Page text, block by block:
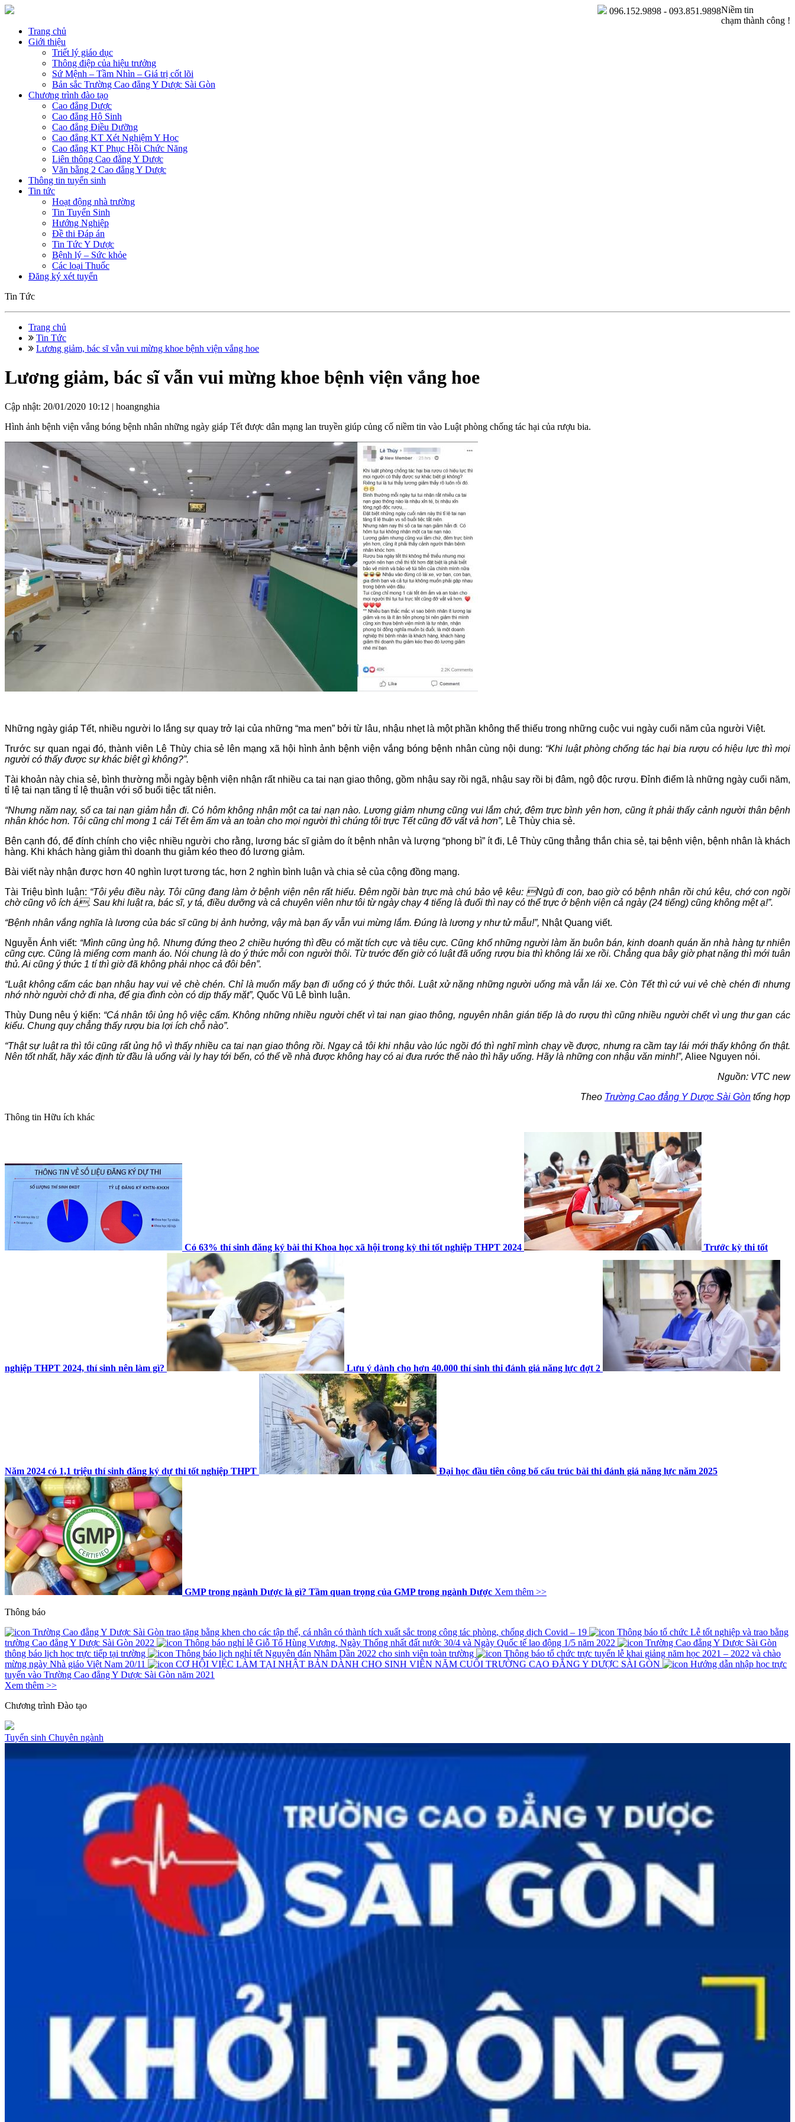
Niềm tin
chạm thành công !
096.152.9898 - 093.851.9898
Trang chủ
Giới thiệu
Triết lý giáo dục
Thông điệp của hiệu trưởng
Sứ Mệnh – Tầm Nhìn – Giá trị cốt lõi
Bản sắc Trường Cao đẳng Y Dược Sài Gòn
Chương trình đào tạo
Cao đẳng Dược
Cao đẳng Hộ Sinh
Cao đẳng Điều Dưỡng
Cao đẳng KT Xét Nghiệm Y Học
Cao đẳng KT Phục Hồi Chức Năng
Liên thông Cao đẳng Y Dược
Văn bằng 2 Cao đẳng Y Dược
Thông tin tuyển sinh
Tin tức
Hoạt động nhà trường
Tin Tuyển Sinh
Hướng Nghiệp
Đề thi Đáp án
Tin Tức Y Dược
Bệnh lý – Sức khỏe
Các loại Thuốc
Đăng ký xét tuyển
Tin Tức
Trang chủ
Tin Tức
Lương giảm, bác sĩ vẫn vui mừng khoe bệnh viện vắng hoe
Lương giảm, bác sĩ vẫn vui mừng khoe bệnh viện vắng hoe
Cập nhật: 20/01/2020 10:12 | hoangnghia
Hình ảnh bệnh viện vắng bóng bệnh nhân những ngày giáp Tết được dân mạng lan truyền giúp củng cố niềm tin vào Luật phòng chống tác hại của rượu bia.
Những ngày giáp Tết, nhiều người lo lắng sự quay trở lại của những “ma men” bởi từ lâu, nhậu nhẹt là một phần không thể thiếu trong những cuộc vui ngày cuối năm của người Việt.
Trước sự quan ngại đó, thành viên Lê Thùy chia sẻ lên mạng xã hội hình ảnh bệnh viện vắng bóng bệnh nhân cùng nội dung: “Khi luật phòng chống tác hại bia rượu có hiệu lực thì mọi
người có thấy được sự khác biệt gì không?”.
Tài khoản này chia sẻ, bình thường mỗi ngày bệnh viện nhận rất nhiều ca tai nạn giao thông, gồm nhậu say rồi ngã, nhậu say rồi bị đâm, ngộ độc rượu. Đỉnh điểm là những ngày cuối năm,
tỉ lệ tai nạn tăng tỉ lệ thuận với số buổi tiệc tất niên.
“Nhưng năm nay, số ca tai nạn giảm hẳn đi. Có hôm không nhận một ca tai nạn nào. Lương giảm nhưng cũng vui lắm chứ, đêm trực bình yên hơn, cũng ít phải thấy cảnh người thân bệnh
nhân khóc hơn. Tôi cũng chỉ mong 1 cái Tết êm ấm và an toàn cho mọi người thì chúng tôi trực Tết cũng đỡ vất vả hơn”, Lê Thùy chia sẻ.
Bên cạnh đó, để đính chính cho việc nhiều người cho rằng, lương bác sĩ giảm do ít bệnh nhân và lượng “phong bì” ít đi, Lê Thùy cũng thẳng thắn chia sẻ, tại bệnh viện, bệnh nhân là khách
hàng. Khi khách hàng giảm thì doanh thu giảm kéo theo đó lương giảm.
Bài viết này nhận được hơn 40 nghìn lượt tương tác, hơn 2 nghìn bình luận và chia sẻ của cộng đồng mạng.
Tài Triệu bình luận: “Tôi yêu điều này. Tôi cũng đang làm ở bệnh viện nên rất hiểu. Đêm ngồi bàn trực mà chú bảo vệ kêu: Ngủ đi con, bao giờ có bệnh nhân rồi chú kêu, chớ con ngồi
chờ cũng vô ích á. Sau khi luật ra, bác sĩ, y tá, điều dưỡng và cả chuyên viên như tôi từ ngày chạy 4 tiếng là đuối thì nay có thể trực ở bệnh viện cả ngày (24 tiếng) cũng không mệt ạ!”.
“Bệnh nhân vắng nghĩa là lương của bác sĩ cũng bị ảnh hưởng, vậy mà bạn ấy vẫn vui mừng lắm. Đúng là lương y như tử mẫu!”, Nhật Quang viết.
Nguyễn Ánh viết: “Mình cũng ủng hộ. Nhưng đứng theo 2 chiều hướng thì đều có mặt tích cực và tiêu cực. Cũng khổ những người làm ăn buôn bán, kinh doanh quán ăn nhà hàng tự nhiên
cũng cực. Cũng là miếng cơm manh áo. Nói chung là do ý thức mỗi con người thôi. Từ trước đến giờ có luật đã uống rượu bia thì không lái xe rồi. Chẳng qua bây giờ phạt nặng thì mới tuân
thủ. Ai cũng ý thức 1 tí thì giờ đã không phải nhọc cả đôi bên”.
“Luật không cấm các bạn nhậu hay vui vẻ chè chén. Chỉ là muốn mấy bạn đi uống có ý thức thôi. Luật xử nặng những người uống mà vẫn lái xe. Còn Tết thì cứ vui vẻ chè chén đi nhưng
nhớ nhờ người chở đi nha, để gia đình còn có dịp thấy mặt”, Quốc Vũ Lê bình luận.
Thùy Dung nêu ý kiến: “Cá nhân tôi ủng hộ việc cấm. Không những nhiều người chết vì tai nạn giao thông, nguyên nhân gián tiếp là do rượu thì cũng nhiều người chết vì ung thư gan các
kiểu. Chung quy chẳng thấy rượu bia lợi ích chỗ nào”.
“Thật sự luật ra thì tôi cũng rất ủng hộ vì thấy nhiều ca tai nạn giao thông rồi. Ngay cả tôi khi nhậu vào lúc ngồi đó thì nghĩ mình chạy về được, nhưng ra cầm tay lái mới thấy không ổn thật.
Nên tốt nhất, hãy xác định từ đầu là uống vài ly hay tới bến, có thể về nhà được không hay có ai đưa rước thế nào thì hãy uống. Hãy là những con nhậu văn minh!”, Aliee Nguyen nói.
Nguồn: VTC new
Theo Trường Cao đẳng Y Dược Sài Gòn tổng hợp
Thông tin Hữu ích khác
Có 63% thí sinh đăng ký bài thi Khoa học xã hội trong kỳ thi tốt nghiệp THPT 2024 Trước kỳ thi tốt
nghiệp THPT 2024, thí sinh nên làm gì? Lưu ý dành cho hơn 40.000 thí sinh thi đánh giá năng lực đợt 2
Năm 2024 có 1,1 triệu thí sinh đăng ký dự thi tốt nghiệp THPT Đại học đầu tiên công bố cấu trúc bài thi đánh giá năng lực năm 2025
GMP trong ngành Dược là gì? Tầm quan trọng của GMP trong ngành Dược Xem thêm >>
Thông báo
Trường Cao đẳng Y Dược Sài Gòn trao tặng bằng khen cho các tập thể, cá nhân có thành tích xuất sắc trong công tác phòng, chống dịch Covid – 19
Thông báo tổ chức Lễ tốt nghiệp và trao bằng
trường Cao đẳng Y Dược Sài Gòn 2022
Thông báo nghỉ lễ Giỗ Tổ Hùng Vương, Ngày Thống nhất đất nước 30/4 và Ngày Quốc tế lao động 1/5 năm 2022
Trường Cao đẳng Y Dược Sài Gòn
thông báo lịch học trực tiếp tại trường
Thông báo lịch nghỉ tết Nguyên đán Nhâm Dần 2022 cho sinh viên toàn trường
Thông báo tổ chức trực tuyến lễ khai giảng năm học 2021 – 2022 và chào
mừng ngày Nhà giáo Việt Nam 20/11
CƠ HỘI VIỆC LÀM TẠI NHẬT BẢN DÀNH CHO SINH VIÊN NĂM CUỐI TRƯỜNG CAO ĐẲNG Y DƯỢC SÀI GÒN
Hướng dẫn nhập học trực
tuyến vào Trường Cao đẳng Y Dược Sài Gòn năm 2021
Xem thêm >>
Chương trình Đào tạo
Tuyển sinh Chuyên ngành